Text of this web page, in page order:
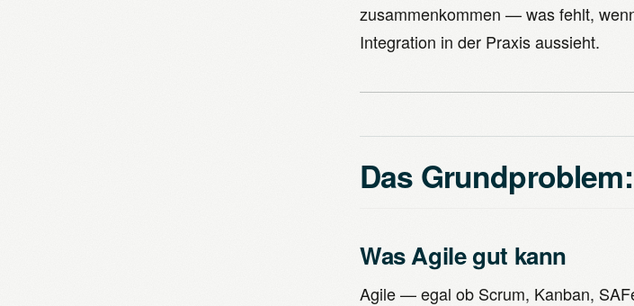
zusammenkommen — was fehlt,
Integration in der Praxis aussieht.
Das
Was Agile gut kann
Agile — egal ob Scrum, Kanban,